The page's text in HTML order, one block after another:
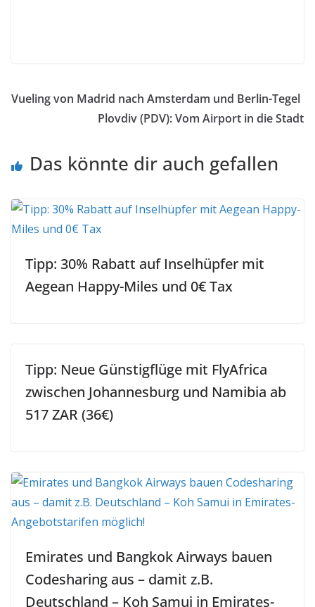
Vueling von Madrid nach Amsterdam und Berlin-Tegel
Plovdiv (PDV): Vom Airport in die Stadt
Das könnte dir auch gefallen
Tipp: 30% Rabatt auf Inselhüpfer mit
Aegean Happy-Miles und 0€ Tax
Tipp: Neue Günstigflüge mit FlyAfrica
zwischen Johannesburg und Namibia ab
517 ZAR (36€)
Emirates und Bangkok Airways bauen
Codesharing aus – damit z.B.
Deutschland – Koh Samui in Emirates-